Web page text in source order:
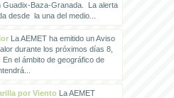
Guadix-Baza-Granada. La alerta
desde la una del medio...
La AEMET ha emitido un Aviso
durante los próximos días 8,
el ámbito de geográfico de
por VientoLa AEMET